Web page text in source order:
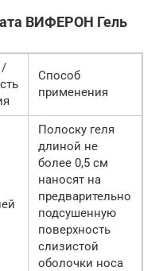
ВИФЕРОН Гель
/
Способ
применения
Полоску геля
длиной не
более 0,5 см
наносят на
предварительно
подсушенную
поверхность
слизистой
оболочки носа